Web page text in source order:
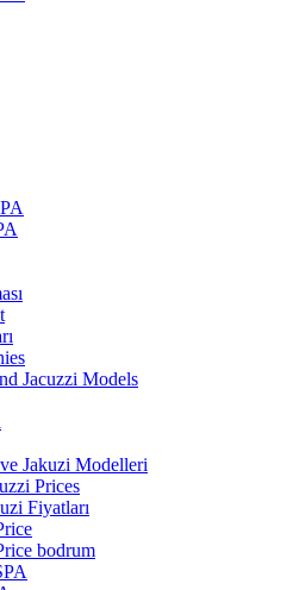
Jacuzzi Models
Jakuzi Modelleri
Prices
Fiyatları
bodrum